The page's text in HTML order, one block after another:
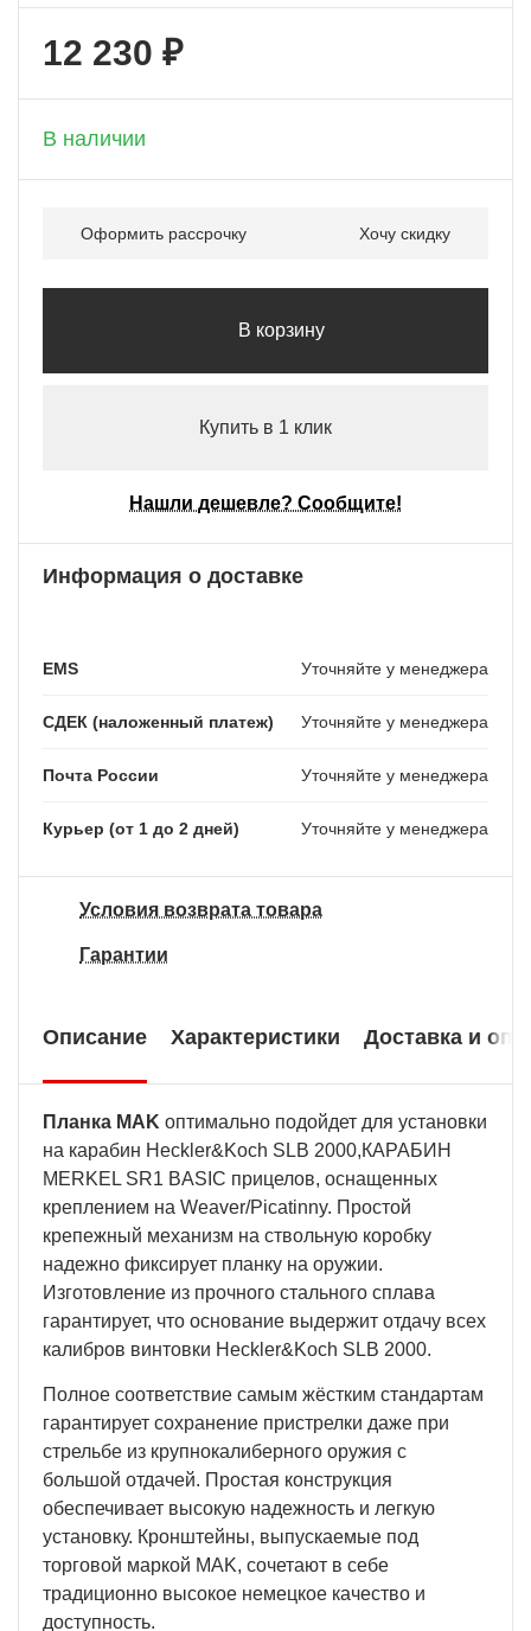
12 230 ₽
В наличии
Оформить рассрочку Хочу скидку
В корзину
Купить в 1 клик
Нашли дешевле? Сообщите!
Информация о доставке
EMS Уточняйте у менеджера
СДЕК (наложенный платеж) Уточняйте у менеджера
Почта России Уточняйте у менеджера
Курьер (от 1 до 2 дней) Уточняйте у менеджера
Условия возврата товара
Гарантии
Описание Характеристики Доставка и
Планка MAK оптимально подойдет для установки
на карабин Heckler&Koch SLB 2000,КАРАБИН
MERKEL SR1 BASIC прицелов, оснащенных
креплением на Weaver/Picatinny. Простой
крепежный механизм на ствольную коробку
надежно фиксирует планку на оружии.
Изготовление из прочного стального сплава
гарантирует, что основание выдержит отдачу всех
калибров винтовки Heckler&Koch SLB 2000.
Полное соответствие самым жёстким стандартам
гарантирует сохранение пристрелки даже при
стрельбе из крупнокалиберного оружия с
большой отдачей. Простая конструкция
обеспечивает высокую надежность и легкую
установку. Кронштейны, выпускаемые под
торговой маркой MAK, сочетают в себе
традиционно высокое немецкое качество и
доступность.